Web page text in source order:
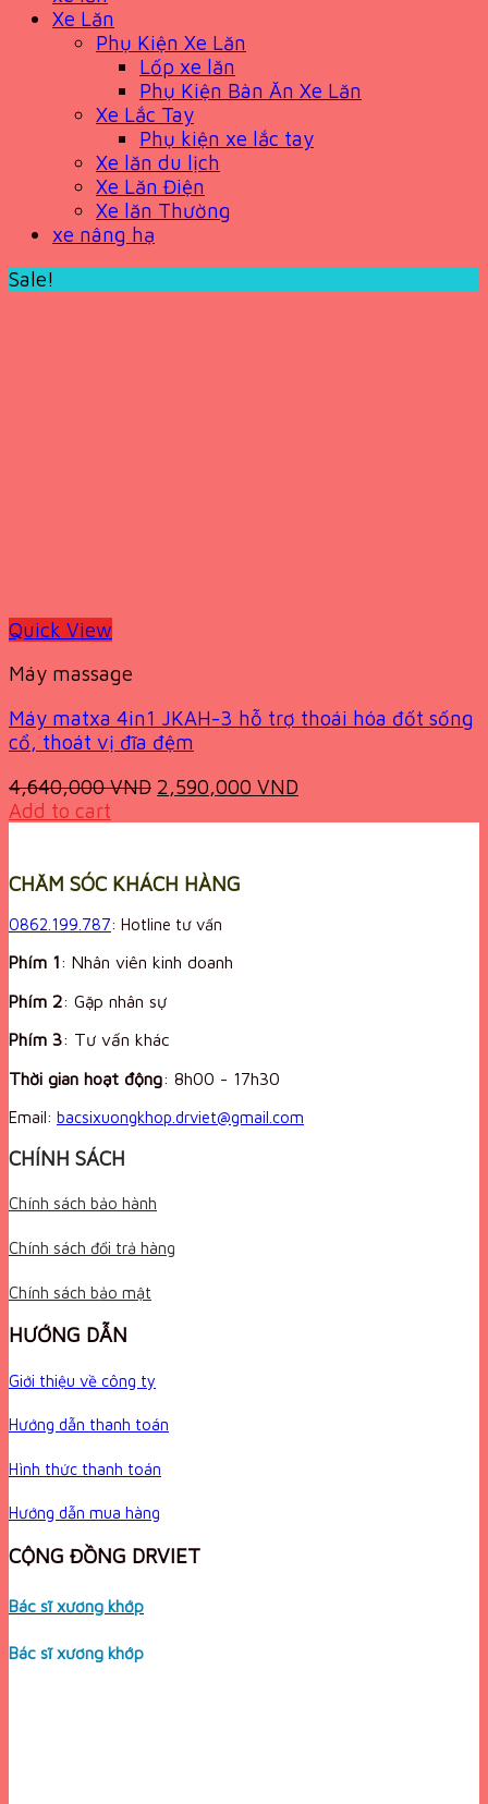
Xe Lăn
Phụ Kiện Xe Lăn
Lốp xe lăn
Phụ Kiện Bàn Ăn Xe Lăn
Xe Lắc Tay
Phụ kiện xe lắc tay
Xe lăn du lịch
Xe Lăn Điện
Xe lăn Thường
xe nâng hạ
Sale!
Quick View
Máy massage
Máy matxa 4in1 JKAH-3 hỗ trợ thoái hóa đốt sống
cổ, thoát vị đĩa đệm
4,640,000VND Original
2,590,000 VND
Add to cart
CHĂM SÓC KHÁCH HÀNG
0862.199.787: Hotline tư vấn
Phím 1: Nhân viên kinh doanh
Phím 2: Gặp nhân sự
Phím 3: Tư vấn khác
Thời gian hoạt động: 8h00 - 17h30
Email: bacsixuongkhop.drviet@gmail.com
CHÍNH SÁCH
Chính sách bảo hành
Chính sách đổi trả hàng
Chính sách bảo mật
HƯỚNG DẪN
Giới thiệu về công ty
Hướng dẫn thanh toán
Hình thức thanh toán
Hướng dẫn mua hàng
CỘNG ĐỒNG DRVIET
Bác sĩ xương khớp
Bác sĩ xương khớp